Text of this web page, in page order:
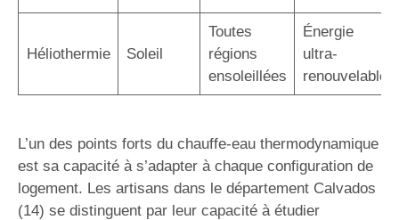
Héliothermie Soleil
Toutes
régions
ensoleillées
Énergie
ultra-
renouvelable
L’un des points forts du chauffe-eau thermodynamique
est sa capacité à s’adapter à chaque configuration de
logement. Les artisans dans le département Calvados
(14) se distinguent par leur capacité à étudier